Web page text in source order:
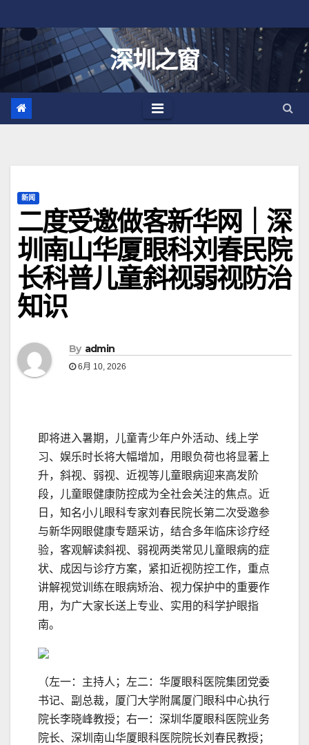
至
深圳之窗
新闻
二度受邀做客新华网｜深
圳南山华厦眼科刘春民院
长科普儿童斜视弱视防治
知识
By admin
6月 10, 2026
即将进入暑期，儿童青少年户外活动、线上学
习、娱乐时长将大幅增加，用眼负荷也将显著上
升，斜视、弱视、近视等儿童眼病迎来高发阶
段，儿童眼健康防控成为全社会关注的焦点。近
日，知名小儿眼科专家刘春民院长第二次受邀参
与新华网眼健康专题采访，结合多年临床诊疗经
验，客观解读斜视、弱视两类常见儿童眼病的症
状、成因与诊疗方案，紧扣近视防控工作，重点
讲解视觉训练在眼病矫治、视力保护中的重要作
用，为广大家长送上专业、实用的科学护眼指
南。
（左一：主持人；左二：华厦眼科医院集团党委
书记、副总裁，厦门大学附属厦门眼科中心执行
院长李晓峰教授；右一：深圳华厦眼科医院业务
院长、深圳南山华厦眼科医院院长刘春民教授；